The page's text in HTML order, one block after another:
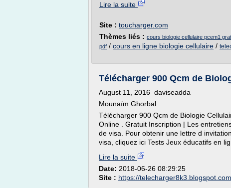
Lire la suite
Site : toucharger.com
Thèmes liés : cours biologie cellulaire pcem1
pdf / cours en ligne biologie cellulaire /
Télécharger 900 Qcm de
August 11, 2016 daviseadda
Mounaïm Ghorbal
Télécharger 900 Qcm de Biologie
Online . Gratuit Inscription | Les
de visa. Pour obtenir une lettre d
visa, cliquez ici Tests Jeux éducatifs en
Lire la suite
Date: 2018-06-26 08:29:25
Site : https://telecharger8k3.blogspot.com